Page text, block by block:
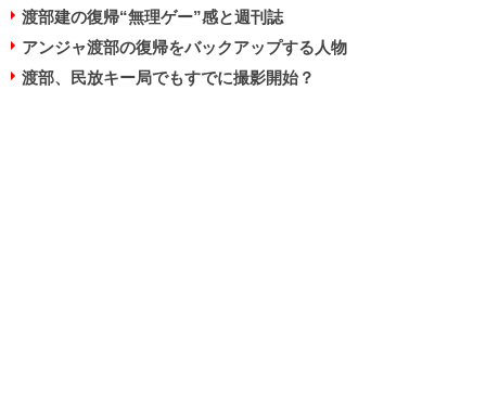
渡部建の復帰“無理ゲー”感と週刊誌
アンジャ渡部の復帰をバックアップする人物
渡部、民放キー局でもすでに撮影開始？